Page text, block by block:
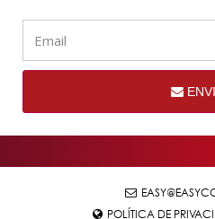
POLÍTICA DE